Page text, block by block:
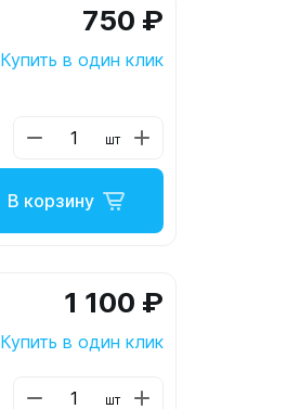
750 ₽
Купить в один клик
шт
В корзину
1 100 ₽
Купить в один клик
шт